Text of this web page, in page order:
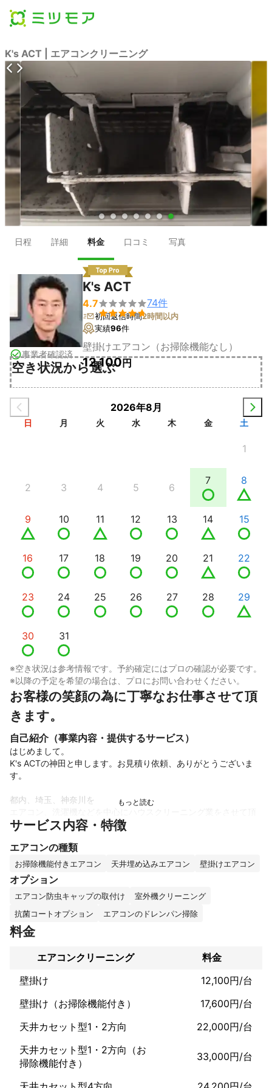
K's ACT | エアコンクリーニング
● ● ● ● ● ● ●
日程 詳細 料金 口コミ 写真
事業者確認済
K's ACT
4.7

74件
初回返信時間2時間以内
実績96件
壁掛けエアコン（お掃除機能なし）
12,100円
空き状況から選ぶ
2026年8月
日 月 火 水 木 金 土
1
2 3 4 5 6
7 8
9 10 11 12 13 14 15
16 17 18 19 20 21 22
23 24 25 26 27 28 29
30 31
※空き状況は参考情報です。予約確定にはプロの確認が必要です。
※以降の予定を希望の場合は、プロにお問い合わせください。
お客様の笑顔の為に丁寧なお仕事させて頂
きます。
自己紹介（事業内容・提供するサービス）
はじめまして。
K's ACTの神田と申します。お見積り依頼、ありがとうございま
す。
都内、埼玉、神奈川を
いて
ハウスクリーニング大手様には出来ない
知識、経験、柔軟な対応がありますので、ご期待に沿った仕事が
できると思います。
メーカー名、型番をお知らせ下さい。
ご予約は埋まり次第、調整させて頂いております。
よろしくお願い致します。
¥11,000
¥16,500
¥22,000〜
室外機
¥2,200
チタン抗菌コート
¥2,200
サービス内容・特徴
エアコンの種類
お掃除機能付きエアコン 天井埋め込みエアコン 壁掛けエアコン
オプション
エアコン防虫キャップの取付け
室外機クリーニング
抗菌コートオプション
エアコンのドレンパン掃除
料金
エアコンクリーニング
料金
壁掛け
12,100円/台
壁掛け（お掃除機能付き）
17,600円/台
天井カセット型1・2方向
22,000円/台
天井カセット型1・2方向（お
掃除機能付き）
33,000円/台